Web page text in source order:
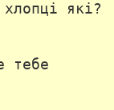
які?
тебе